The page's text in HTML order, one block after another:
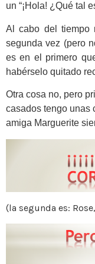
un “¡Hola! ¿Qué tal
Al cabo del tiempo
segunda vez (pero
es en el primero
habérselo quitado
Otra cosa no, pero
casados tengo unas
amiga Marguerite
(la segunda es: Rose,